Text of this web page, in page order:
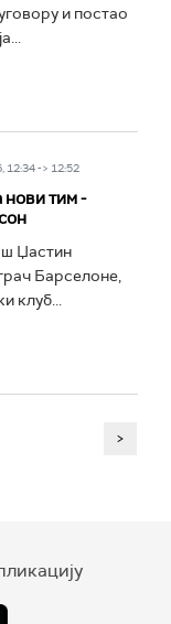
и постао
-> 12:52
нови тим -
Џастин
Барселоне,
клуб...
>